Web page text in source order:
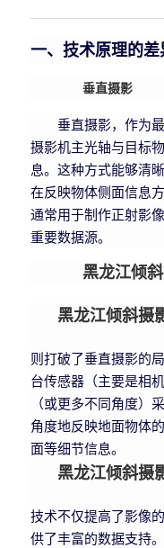
一、技术原理的差
垂直摄影
垂直摄影，作为
摄影机主光轴与目标
息。这种方式能够清
在反映物体侧面信息
通常用于制作正射影
重要数据源。
黑龙江倾
黑龙江倾斜摄
则打破了垂直摄影的
台传感器（主要是相
（或更多不同角度）
角度地反映地面物体
面等细节信息。
黑龙江倾斜摄
技术不仅提高了影像
供了丰富的数据支持。